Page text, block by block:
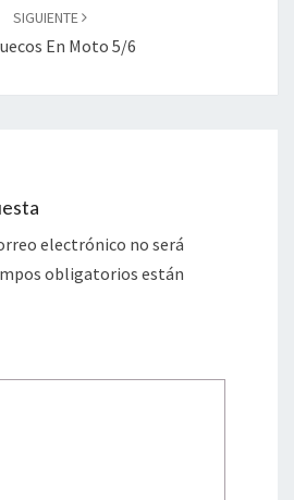
SIGUIENTE
En Moto 5/6
electrónico no será
obligatorios están